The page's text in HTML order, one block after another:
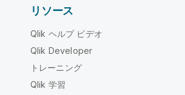
リソース
Qlik ヘルプ ビデオ
Qlik Developer
トレーニング
Qlik 学習